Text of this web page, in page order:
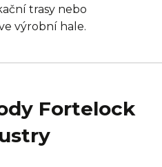
trasy nebo
výrobní hale.
Fortelock